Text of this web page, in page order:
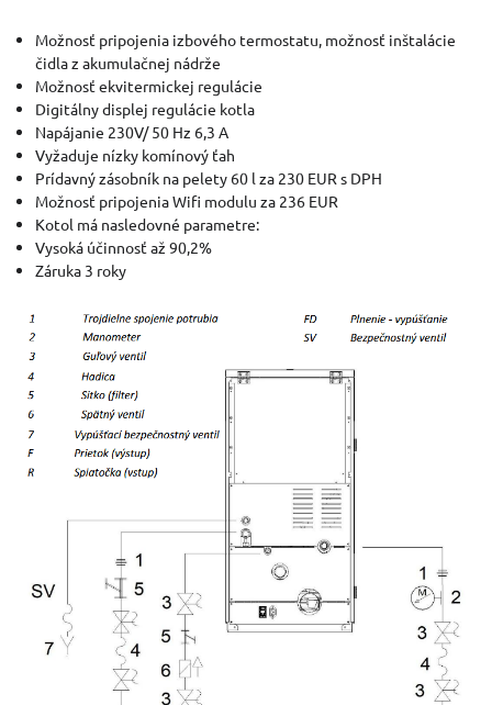
Možnosť pripojenia izbového termostatu, možnosť inštalácie
čidla z akumulačnej nádrže
Možnosť ekvitermickej regulácie
Digitálny displej regulácie kotla
Napájanie 230V/ 50 Hz 6,3 A
Vyžaduje nízky komínový ťah
Prídavný zásobník na pelety 60 l za 230 EUR s DPH
Možnosť pripojenia Wifi modulu za 236 EUR
Kotol má nasledovné parametre:
Vysoká účinnosť až 90,2%
Záruka 3 roky